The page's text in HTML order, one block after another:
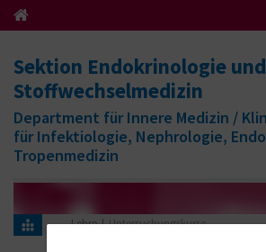
Sektion Endokrinologie und
Stoffwechselmedizin
Department für Innere Medizin /
für Infektiologie, Nephrologie,
Tropenmedizin
Lehre Untersuchungskurse